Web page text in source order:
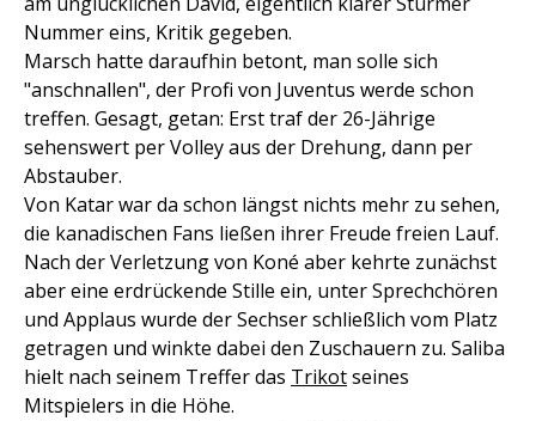
Nummer eins, Kritik gegeben.
Marsch hatte daraufhin betont, man solle sich
"anschnallen", der Profi von Juventus werde schon
treffen. Gesagt, getan: Erst traf der 26-Jährige
sehenswert per Volley aus der Drehung, dann per
Abstauber.
Von Katar war da schon längst nichts mehr zu sehen,
die kanadischen Fans ließen ihrer Freude freien Lauf.
Nach der Verletzung von Koné aber kehrte zunächst
aber eine erdrückende Stille ein, unter Sprechchören
und Applaus wurde der Sechser schließlich vom Platz
getragen und winkte dabei den Zuschauern zu. Saliba
hielt nach seinem Treffer das Trikotseines
Mitspielers in die Höhe.